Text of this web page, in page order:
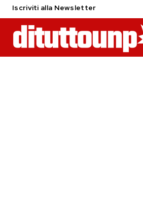
Iscriviti alla Newsletter